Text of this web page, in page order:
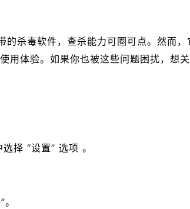
毒软件，查杀能力可圈可点。然而，
用体验。如果你也被这些问题困扰，
择 “设置” 选项 。